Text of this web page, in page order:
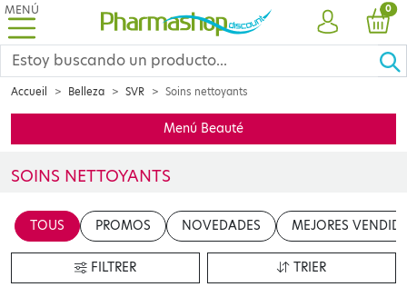
MENÚ
CUENTA
0
Accueil Belleza SVR Soins nettoyants
Menú Beauté
SOINS NETTOYANTS
en cliquant sur le bouton "Modifier le contenu"
TOUS PROMOS NOVEDADES MEJORES
FILTRER TRIER